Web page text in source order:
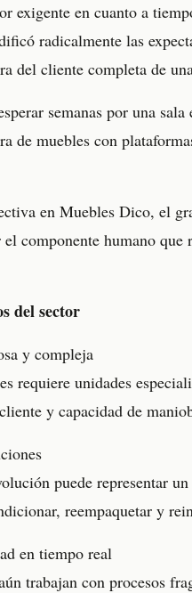
exigente en cuanto a
radicalmente las
del cliente completa de
semanas por una
de muebles con
en Muebles Dico, el
componente humano
del sector
y compleja
requiere unidades
y capacidad de
puede representar
reempaquetar y
en tiempo real
trabajan con procesos